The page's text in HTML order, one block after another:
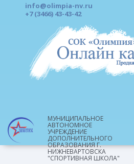
info@olimpia-nv.ru
+7 (3466) 43-43-42
МУНИЦИПАЛЬНОЕ
АВТОНОМНОЕ
УЧРЕЖДЕНИЕ
ДОПОЛНИТЕЛЬНОГО
ОБРАЗОВАНИЯ Г.
НИЖНЕВАРТОВСКА
"СПОРТИВНАЯ ШКОЛА"